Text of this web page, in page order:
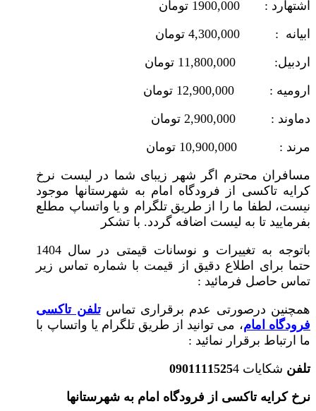
اشتهارد : 1900,000 تومان
ابیانه : 4,300,000 تومان
اردبیل: 11,800,000 تومان
ارومیه : 12,900,000 تومان
دماوند : 2,900,000 تومان
مرند : 10,900,000 تومان
مسافران محترم اگر شهر زیبای شما در لیست نرخ
کرایه تاکسی از فرودگاه امام به شهرستانها موجود
نیست، لطفا ما را از طریق تلگرام و یا واتساپ مطلع
بفرمایید تا به لیست اضافه گردد. با تشکر
باتوجه به تغییرات و نوسانات قیمتی در سال 1404
حتما برای اطلاع دقیق از قیمت با شماره تماس زیر
تماس حاصل فرمائید :
همچنین درصورتی عدم برقراری تماستلفن تاکسی
فرودگاه امام، می توانید از طریق تلگرام یا واتساپ با
ما ارتباط برقرار نمائید :
تلفن شکایات 09011115254
نرخ کرایه تاکسی از فرودگاه امام به شهرستانها